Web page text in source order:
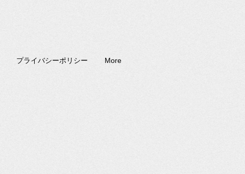
プライバシーポリシー More